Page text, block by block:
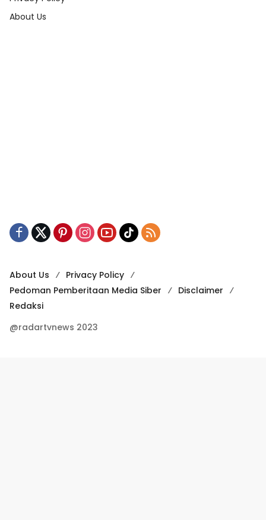
About Us
About Us
Privacy Policy
Pedoman Pemberitaan Media Siber
Disclaimer
Redaksi
@radartvnews 2023